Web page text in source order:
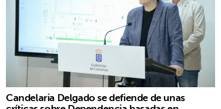
Candelaria Delgado se defiende de unas